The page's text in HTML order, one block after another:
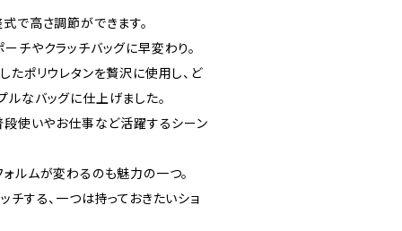
で高さ調節ができます。
チやクラッチバッグに早変わり。
たポリウレタンを贅沢に使用し、ど
なバッグに仕上げました。
段使いやお仕事など活躍するシーン
ルムが変わるのも魅力の一つ。
チする、一つは持っておきたいショ